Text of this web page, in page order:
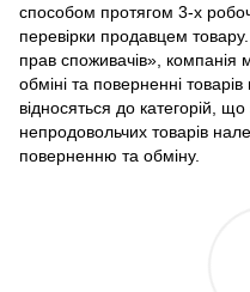
способом протягом 3-х
перевірки продавцем
прав споживачів», компанія
обміні та поверненні
відносяться до категорій,
непродовольчих товарів
поверненню та обміну.